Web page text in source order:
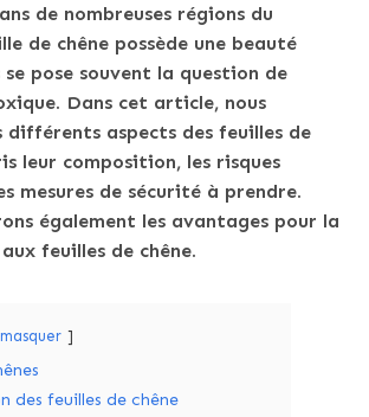
de nombreuses régions du
de chêne possède une beauté
pose souvent la question de
Dans cet article, nous
différents aspects des feuilles de
leur composition, les risques
mesures de sécurité à prendre.
également les avantages pour la
feuilles de chêne.
masquer
des feuilles de chêne